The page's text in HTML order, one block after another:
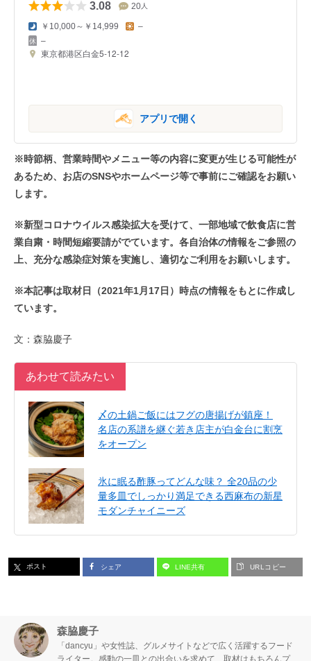
3.08 20人
￥10,000～￥14,999 –
–
東京都港区白金5-12-12
アプリで開く
※時節柄、営業時間やメニュー等の内容に変更が生じる可能性が
あるため、お店のSNSやホームページ等で事前にご確認をお願い
します。
※新型コロナウイルス感染拡大を受けて、一部地域で飲食店に営
業自粛・時間短縮要請がでています。各自治体の情報をご参照の
上、充分な感染症対策を実施し、適切なご利用をお願いします。
※本記事は取材日（2021年1月17日）時点の情報をもとに作成し
ています。
文：森脇慶子
あわせて読みたい
〆の土鍋ご飯にはフグの唐揚げが鎮座！
名店の系譜を継ぐ若き店主が白金台に割烹
をオープン
氷に眠る酢豚ってどんな味？ 全20品の少
量多皿でしっかり満足できる西麻布の新星
モダンチャイニーズ
ポスト シェア LINE共有 URLコピー
森脇慶子
「dancyu」や女性誌、グルメサイトなどで広く活躍するフード